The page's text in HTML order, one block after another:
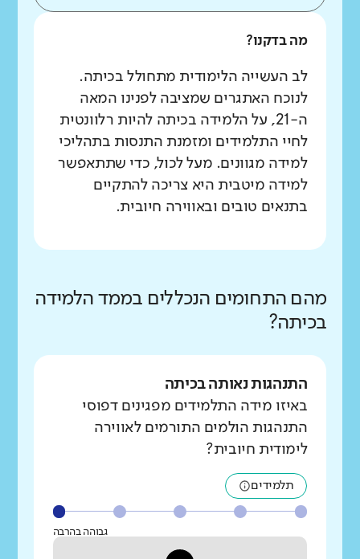
מה בדקנו?
לב העשייה הלימודית מתחולל בכיתה.
לנוכח האתגרים שמציבה לפנינו המאה
ה-21, על הלמידה בכיתה להיות רלוונטית
לחיי התלמידים ומזמנת התנסות בתהליכי
למידה מגוונים. מעל לכול, כדי שתתאפשר
למידה מיטבית היא צריכה להתקיים
בתנאים טובים ובאווירה חיובית.
מהם התחומים הנכללים בממד הלמידה
בכיתה?
התנהגות נאותה בכיתה
באיזו מידה התלמידים מפגינים דפוסי
התנהגות הולמים התורמים לאווירה
לימודית חיובית?
תלמידים
גבוהה בהרבה